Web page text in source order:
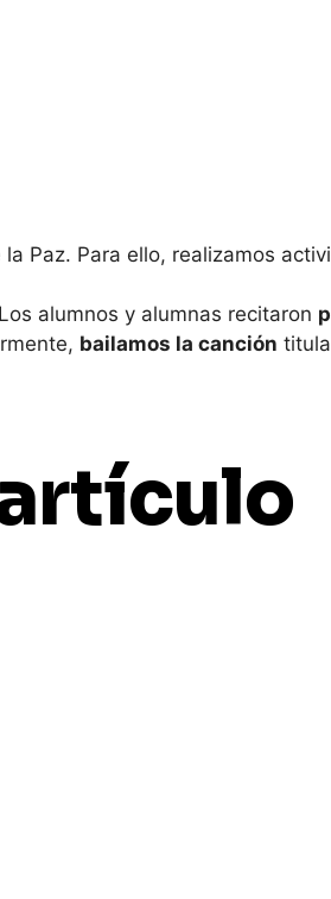
Paz. Para ello, realizamos
alumnos y alumnas recitaron
bailamos la canción